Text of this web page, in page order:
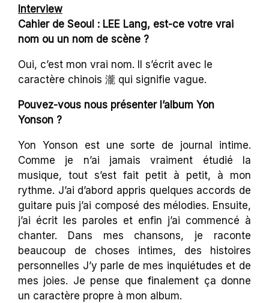
Interview
Cahier de Seoul : LEE Lang, est-ce votre vrai
nom ou un nom de scène ?
Oui, c’est mon vrai nom. Il s’écrit avec le
caractère chinois 瀧 qui signifie vague.
Pouvez-vous nous présenter l’album Yon
Yonson ?
Yon Yonson est une sorte de journal intime.
Comme je n’ai jamais vraiment étudié la
musique, tout s’est fait petit à petit, à mon
rythme. J’ai d’abord appris quelques accords de
guitare puis j’ai composé des mélodies. Ensuite,
j’ai écrit les paroles et enfin j’ai commencé à
chanter. Dans mes chansons, je raconte
beaucoup de choses intimes, des histoires
personnelles J’y parle de mes inquiétudes et de
mes joies. Je pense que finalement ça donne
un caractère propre à mon album.